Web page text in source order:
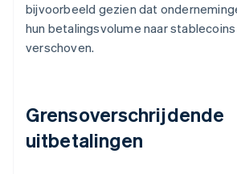
bijvoorbeeld gezien dat
hun betalingsvolume naar
verschoven.
Grensoverschrijdende
uitbetalingen